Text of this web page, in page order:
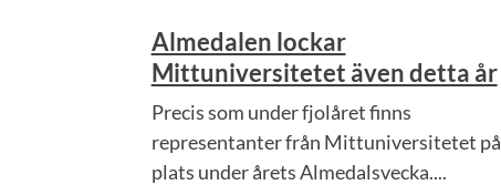
Almedalen lockar
Mittuniversitetet även detta år
Precis som under fjolåret finns
representanter från Mittuniversitetet på
plats under årets Almedalsvecka....